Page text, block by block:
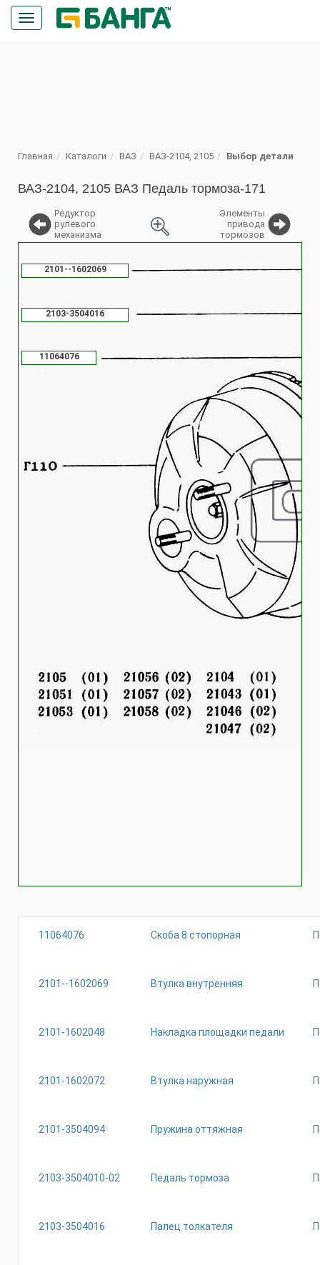
Кнопка
меню
Главная Каталоги ВАЗ ВАЗ-2104, 2105 Выбор детали
ВАЗ-2104, 2105 ВАЗ Педаль тормоза-171
Редуктор
рулевого
механизма
Элементы
привода
тормозов
11064076
2101--1602069
2103-3504016
11064076 Скоба 8 стопорная
2101--1602069 Втулка внутренняя
2101-1602048 Накладка площадки педали
2101-1602072 Втулка наружная
2101-3504094 Пружина оттяжная
2103-3504010-02 Педаль тормоза
2103-3504016 Палец толкателя